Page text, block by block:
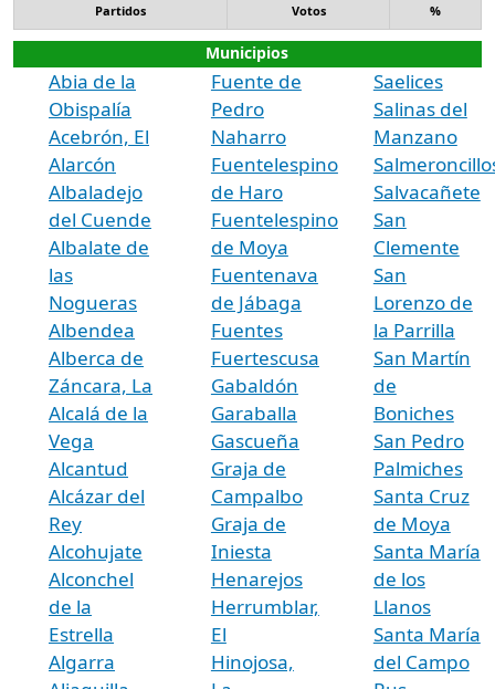
Partidos Votos %
Municipios
Abia de la
Obispalía
Acebrón, El
Alarcón
Albaladejo
del Cuende
Albalate de
las
Nogueras
Albendea
Alberca de
Záncara, La
Alcalá de la
Vega
Alcantud
Alcázar del
Rey
Alcohujate
Alconchel
de la
Estrella
Algarra
Fuente de
Pedro
Naharro
Fuentelespino
de Haro
Fuentelespino
de Moya
Fuentenava
de Jábaga
Fuentes
Fuertescusa
Gabaldón
Garaballa
Gascueña
Graja de
Campalbo
Graja de
Iniesta
Henarejos
Herrumblar,
El
Hinojosa,
Saelices
Salinas del
Manzano
Salvacañete
San
Clemente
San
Lorenzo de
la Parrilla
San Martín
de
Boniches
San Pedro
Palmiches
Santa Cruz
de Moya
Santa María
de los
Llanos
Santa María
del Campo